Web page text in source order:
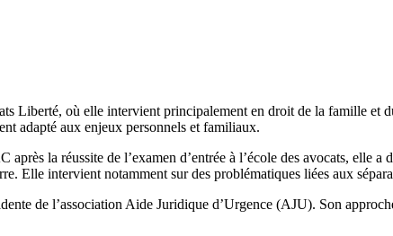
Liberté, où elle intervient principalement en droit de la famille et
adapté aux enjeux personnels et familiaux.
la réussite de l’examen d’entrée à l’école des avocats, elle
Elle intervient notamment sur des problématiques liées aux
de l’association Aide Juridique d’Urgence (AJU). Son